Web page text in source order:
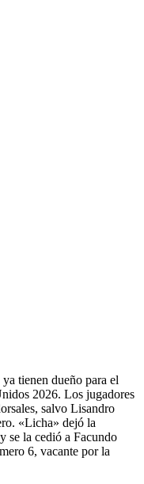
tienen dueño para el
2026. Los jugadores
salvo Lisandro
«Licha» dejó la
se la cedió a Facundo
6, vacante por la